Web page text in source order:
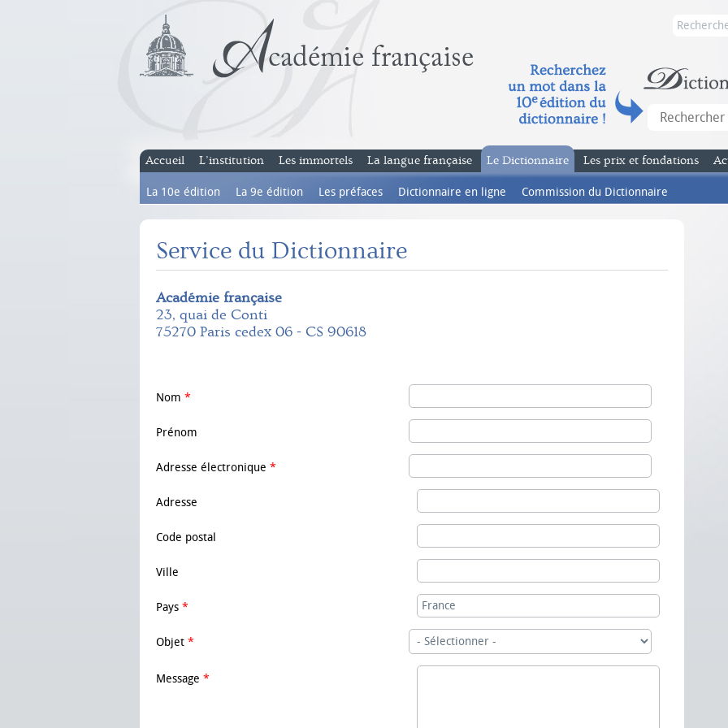
Accueil L’institution Les immortels La langue française Le Dictionnaire
La 10e édition La 9e édition Les préfaces Dictionnaire en ligne Commission du Dictionnaire
Les prix et fondations
Service du Dictionnaire
Académie française
23, quai de Conti
75270 Paris cedex 06 - CS 90618
Nom *
Prénom
Adresse électronique *
Adresse
Code postal
Ville
Pays *
Objet *
Message *